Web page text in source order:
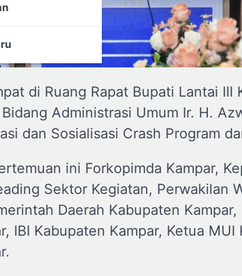
di Ruang Rapat Bupati Lantai
Administrasi Umum Ir. H.
dan Sosialisasi Crash Program
ini Forkopimda Kampar,
Sektor Kegiatan, Perwakilan
Daerah Kabupaten
IBI Kabupaten Kampar, Ketua